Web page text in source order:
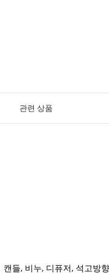
관련 상품
캔들, 비누, 디퓨저, 석고방